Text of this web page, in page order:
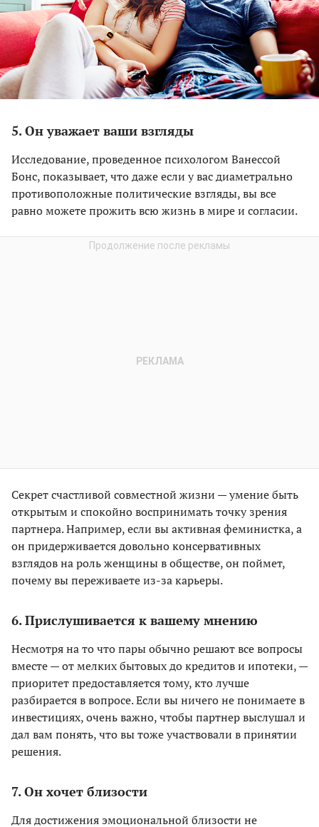
5. Он уважает ваши взгляды
Исследование, проведенное психологом Ванессой
Бонс, показывает, что даже если у вас диаметрально
противоположные политические взгляды, вы все
равно можете прожить всю жизнь в мире и согласии.
Секрет счастливой совместной жизни — умение быть
открытым и спокойно воспринимать точку зрения
партнера. Например, если вы активная феминистка, а
он придерживается довольно консервативных
взглядов на роль женщины в обществе, он поймет,
почему вы переживаете из-за карьеры.
6. Прислушивается к вашему мнению
Несмотря на то что пары обычно решают все вопросы
вместе — от мелких бытовых до кредитов и ипотеки, —
приоритет предоставляется тому, кто лучше
разбирается в вопросе. Если вы ничего не понимаете в
инвестициях, очень важно, чтобы партнер выслушал и
дал вам понять, что вы тоже участвовали в принятии
решения.
7. Он хочет близости
Для достижения эмоциональной близости не